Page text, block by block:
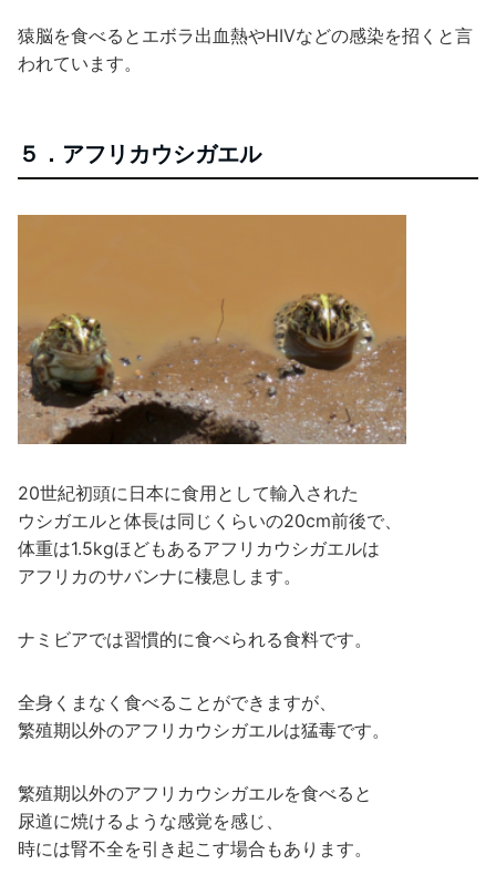
猿脳を食べるとエボラ出血熱やHIVなどの感染を招くと言
われています。
５．アフリカウシガエル
20世紀初頭に日本に食用として輸入された
ウシガエルと体長は同じくらいの20cm前後で、
体重は1.5kgほどもあるアフリカウシガエルは
アフリカのサバンナに棲息します。
ナミビアでは習慣的に食べられる食料です。
全身くまなく食べることができますが、
繁殖期以外のアフリカウシガエルは猛毒です。
繁殖期以外のアフリカウシガエルを食べると
尿道に焼けるような感覚を感じ、
時には腎不全を引き起こす場合もあります。